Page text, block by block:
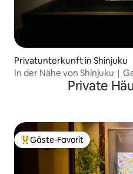
Privatunterkunft in Shinjuku
In der Nähe von Shinjuku｜
Bad｜5 PersonenPrivate
Beliebter Gäste-Favorit.
Gäste-Favorit